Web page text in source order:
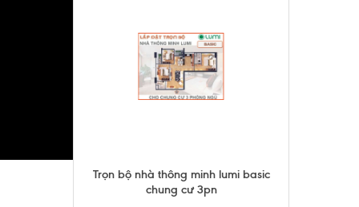
Trọn bộ nhà thông minh lumi basic
chung cư 3pn